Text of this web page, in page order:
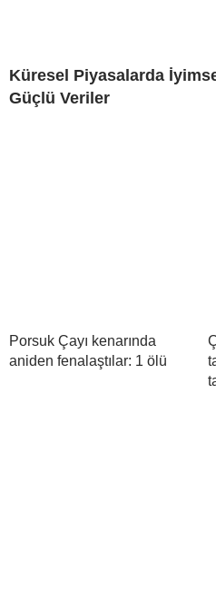
Küresel Piyasalarda
Güçlü Veriler
Porsuk Çayı kenarında
aniden fenalaştılar: 1 ölü